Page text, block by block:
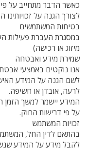
כאשר הדבר מתחייב על
לצורך הגנה על
בטיחות המשתמשים
במסגרת העברת פעילות
מיזוג או רכישה)
שמירת מידע ואבטחה
אנו נוקטים באמצעי
לשם הגנה על המידע
לרעה, אובדן או חשיפה.
המידע יישמר למשך
על פי דרישות החוק.
זכויות המשתמש
בהתאם לדין החל,
לקבל מידע על המידע